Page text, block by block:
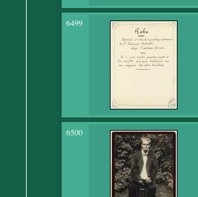
6499
6500